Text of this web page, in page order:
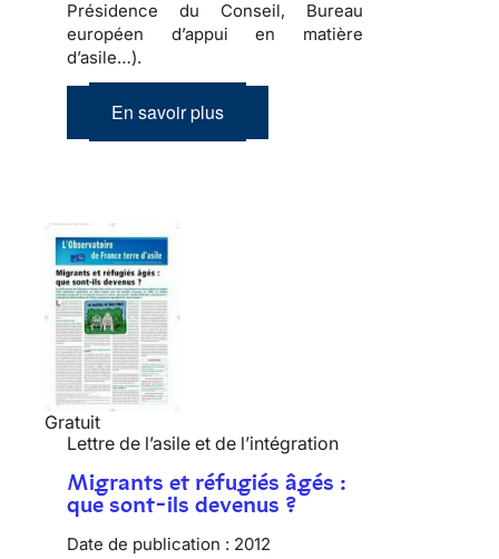
Présidence du Conseil, Bureau
européen d’appui en matière
d’asile…).
En savoir plus
Gratuit
Lettre de l’asile et de l’intégration
Migrants et réfugiés âgés :
que sont-ils devenus ?
Date de publication : 2012